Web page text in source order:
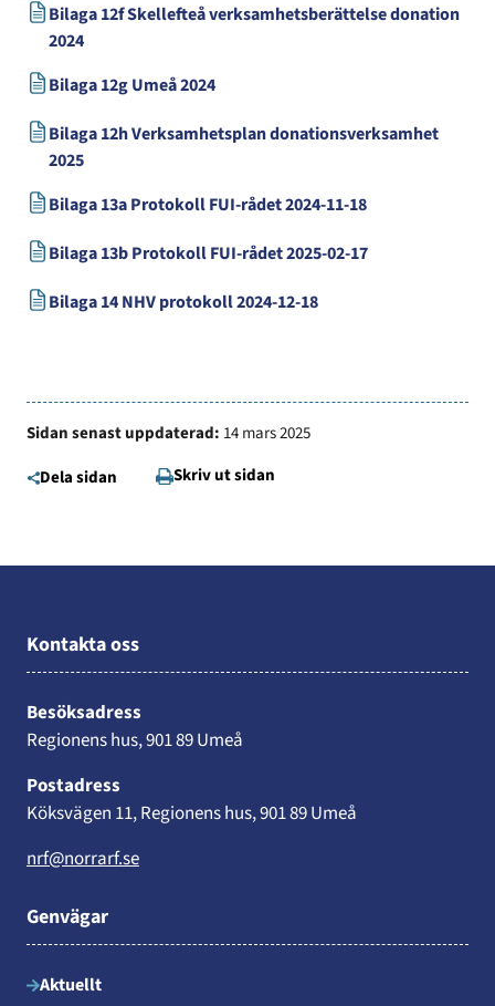
Bilaga 12f Skellefteå verksamhetsberättelse donation
2024
Bilaga 12g Umeå 2024
Bilaga 12h Verksamhetsplan donationsverksamhet
2025
Bilaga 13a Protokoll FUI-rådet 2024-11-18
Bilaga 13b Protokoll FUI-rådet 2025-02-17
Bilaga 14 NHV protokoll 2024-12-18
Sidan senast uppdaterad: 14 mars 2025
Dela sidan
Skriv ut sidan
Kontakta oss
Besöksadress
Regionens hus, 901 89 Umeå
Postadress
Köksvägen 11, Regionens hus, 901 89 Umeå
nrf@norrarf.se
Genvägar
Aktuellt